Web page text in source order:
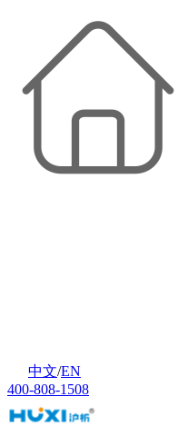
中文/EN
400-808-1508